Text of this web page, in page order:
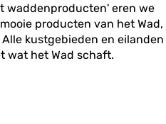
waddenproducten' eren we
producten van het Wad,
kustgebieden en eilanden
wat het Wad schaft.